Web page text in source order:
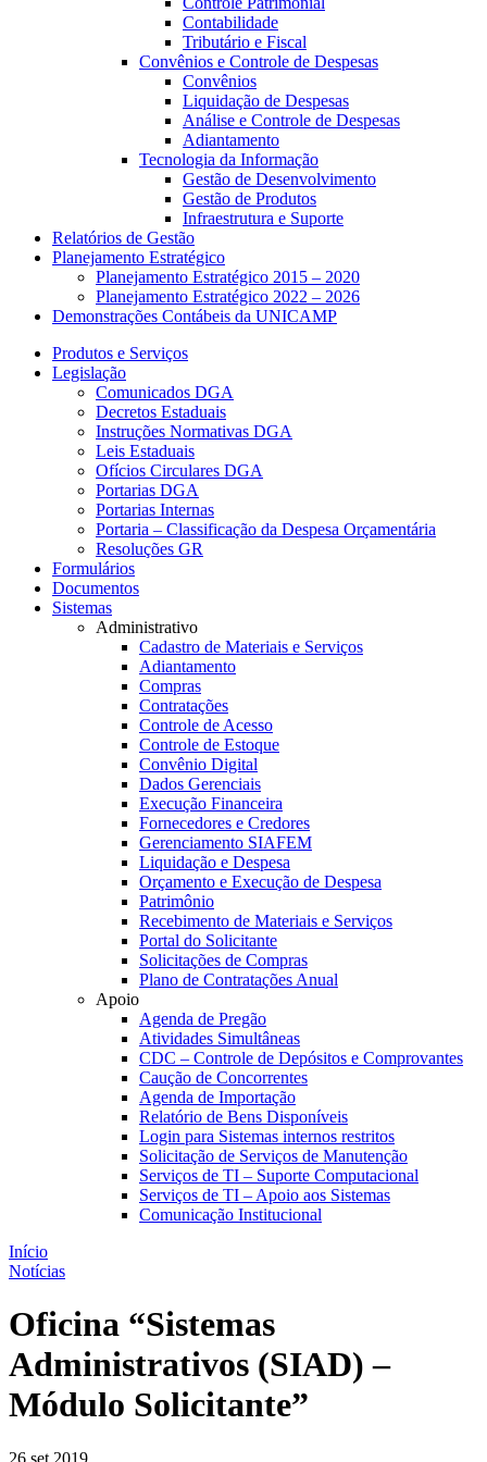
Contabilidade
Tributário e Fiscal
Convênios e Controle de Despesas
Convênios
Liquidação de Despesas
Análise e Controle de Despesas
Adiantamento
Tecnologia da Informação
Gestão de Desenvolvimento
Gestão de Produtos
Infraestrutura e Suporte
Relatórios de Gestão
Planejamento Estratégico
Planejamento Estratégico 2015 – 2020
Planejamento Estratégico 2022 – 2026
Demonstrações Contábeis da UNICAMP
Produtos e Serviços
Legislação
Comunicados DGA
Decretos Estaduais
Instruções Normativas DGA
Leis Estaduais
Ofícios Circulares DGA
Portarias DGA
Portarias Internas
Portaria – Classificação da Despesa Orçamentária
Resoluções GR
Formulários
Documentos
Sistemas
Administrativo
Cadastro de Materiais e Serviços
Adiantamento
Compras
Contratações
Controle de Acesso
Controle de Estoque
Convênio Digital
Dados Gerenciais
Execução Financeira
Fornecedores e Credores
Gerenciamento SIAFEM
Liquidação e Despesa
Orçamento e Execução de Despesa
Patrimônio
Recebimento de Materiais e Serviços
Portal do Solicitante
Solicitações de Compras
Plano de Contratações Anual
Apoio
Agenda de Pregão
Atividades Simultâneas
CDC – Controle de Depósitos e Comprovantes
Caução de Concorrentes
Agenda de Importação
Relatório de Bens Disponíveis
Login para Sistemas internos restritos
Solicitação de Serviços de Manutenção
Serviços de TI – Suporte Computacional
Serviços de TI – Apoio aos Sistemas
Comunicação Institucional
Início
Notícias
Oficina “Sistemas
Administrativos (SIAD) –
Módulo Solicitante”
26 set 2019